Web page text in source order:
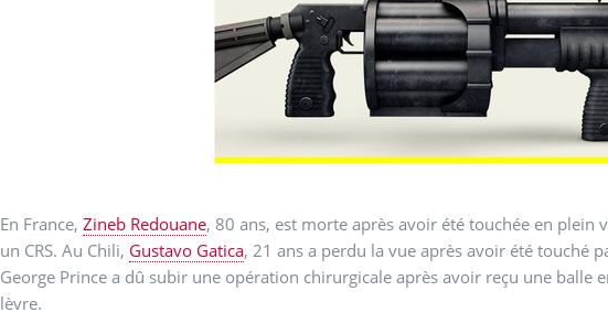
En France,Zineb Redouane, 80 ans, est morte après avoir été touchée en plein
un CRS. Au Chili, Gustavo Gatica, 21 ans a perdu la vue après avoir été touché
George Prince a dû subir une opération chirurgicale après avoir reçu une balle
lèvre.